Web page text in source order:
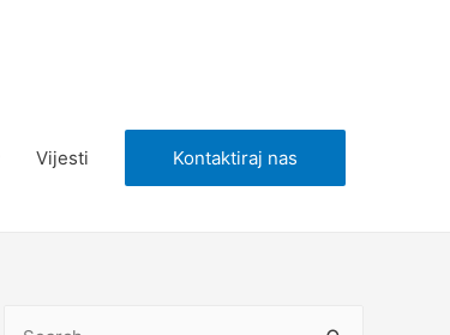
Vijesti Kontaktiraj nas